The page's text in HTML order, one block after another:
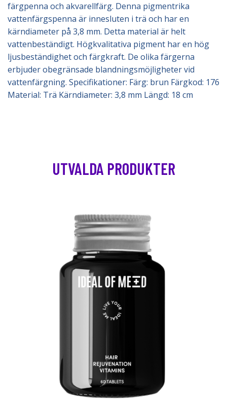
färgpenna och akvarellfärg. Denna pigmentrika
vattenfärgspenna är innesluten i trä och har en
kärndiameter på 3,8 mm. Detta material är helt
vattenbeständigt. Högkvalitativa pigment har en hög
ljusbeständighet och färgkraft. De olika färgerna
erbjuder obegränsade blandningsmöjligheter vid
vattenfärgning. Specifikationer: Färg: brun Färgkod: 176
Material: Trä Kärndiameter: 3,8 mm Längd: 18 cm
UTVALDA PRODUKTER